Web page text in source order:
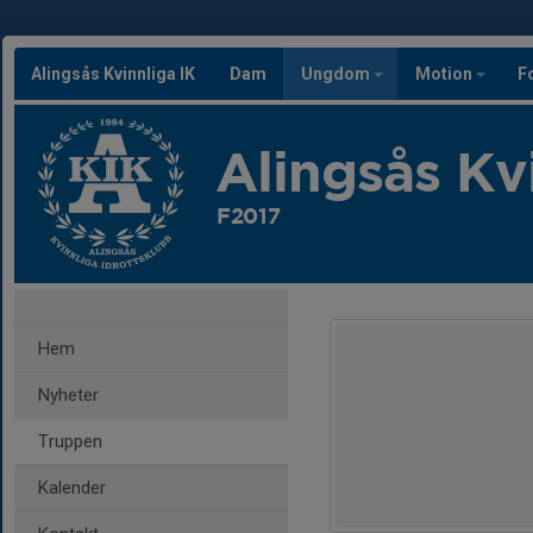
Alingsås Kvinnliga IK Dam Ungdom Motion
Alingsås
F2017
Hem
Nyheter
Truppen
Kalender